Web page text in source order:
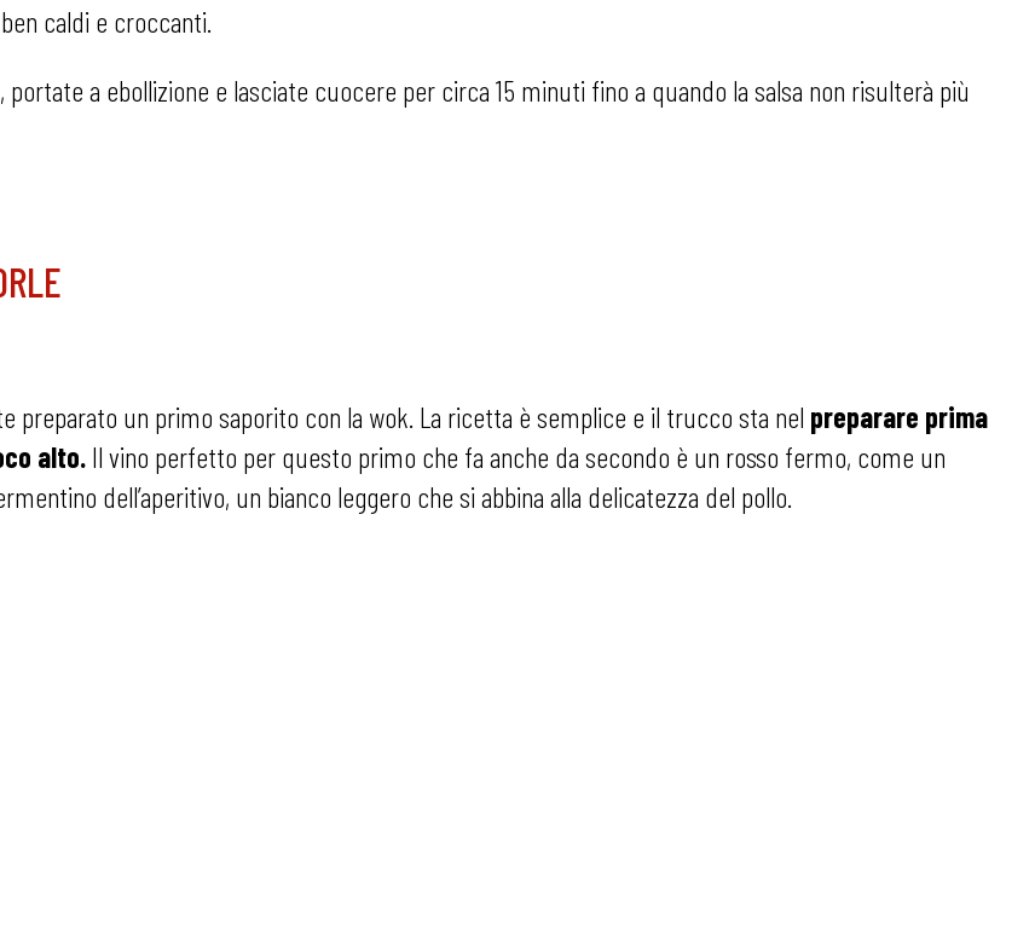
caldi e croccanti.
a ebollizione e lasciate cuocere per circa 15 minuti fino a quando la salsa non risulterà più
preparato un primo saporito con la wok. La ricetta è semplice e il trucco sta nel preparare prima
alto. Il vino perfetto per questo primo che fa anche da secondo è un rosso fermo, come un
dell’aperitivo, un bianco leggero che si abbina alla delicatezza del pollo.